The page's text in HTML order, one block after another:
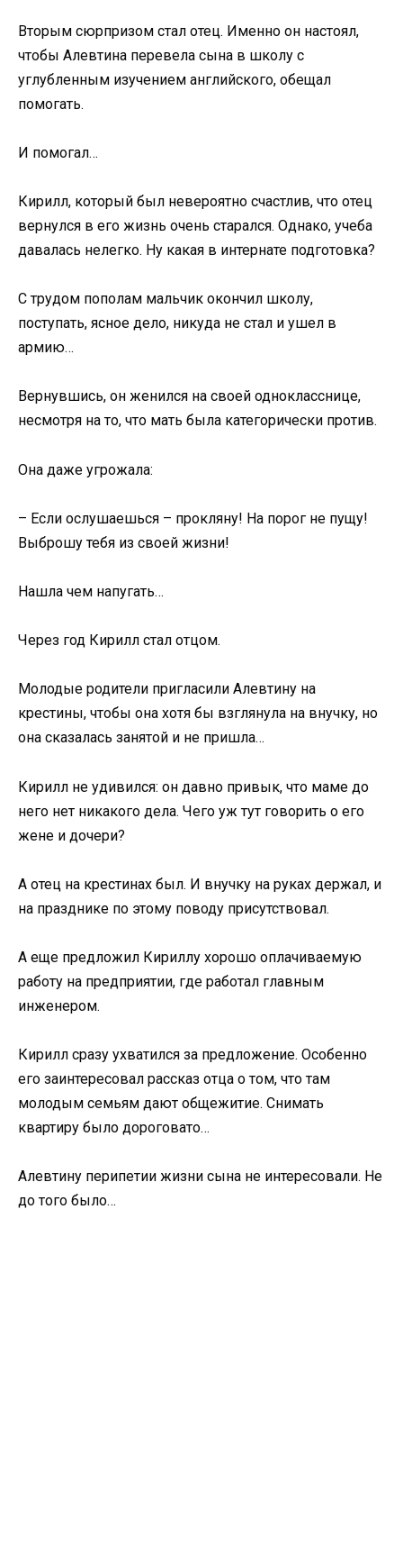
Вторым сюрпризом стал отец. Именно он настоял,
чтобы Алевтина перевела сына в школу с
углубленным изучением английского, обещал
помогать.
И помогал…
Кирилл, который был невероятно счастлив, что отец
вернулся в его жизнь очень старался. Однако, учеба
давалась нелегко. Ну какая в интернате подготовка?
С трудом пополам мальчик окончил школу,
поступать, ясное дело, никуда не стал и ушел в
армию…
Вернувшись, он женился на своей однокласснице,
несмотря на то, что мать была категорически против.
Она даже угрожала:
– Если ослушаешься – прокляну! На порог не пущу!
Выброшу тебя из своей жизни!
Нашла чем напугать…
Через год Кирилл стал отцом.
Молодые родители пригласили Алевтину на
крестины, чтобы она хотя бы взглянула на внучку, но
она сказалась занятой и не пришла…
Кирилл не удивился: он давно привык, что маме до
него нет никакого дела. Чего уж тут говорить о его
жене и дочери?
А отец на крестинах был. И внучку на руках держал, и
на празднике по этому поводу присутствовал.
А еще предложил Кириллу хорошо оплачиваемую
работу на предприятии, где работал главным
инженером.
Кирилл сразу ухватился за предложение. Особенно
его заинтересовал рассказ отца о том, что там
молодым семьям дают общежитие. Снимать
квартиру было дороговато…
Алевтину перипетии жизни сына не интересовали. Не
до того было…